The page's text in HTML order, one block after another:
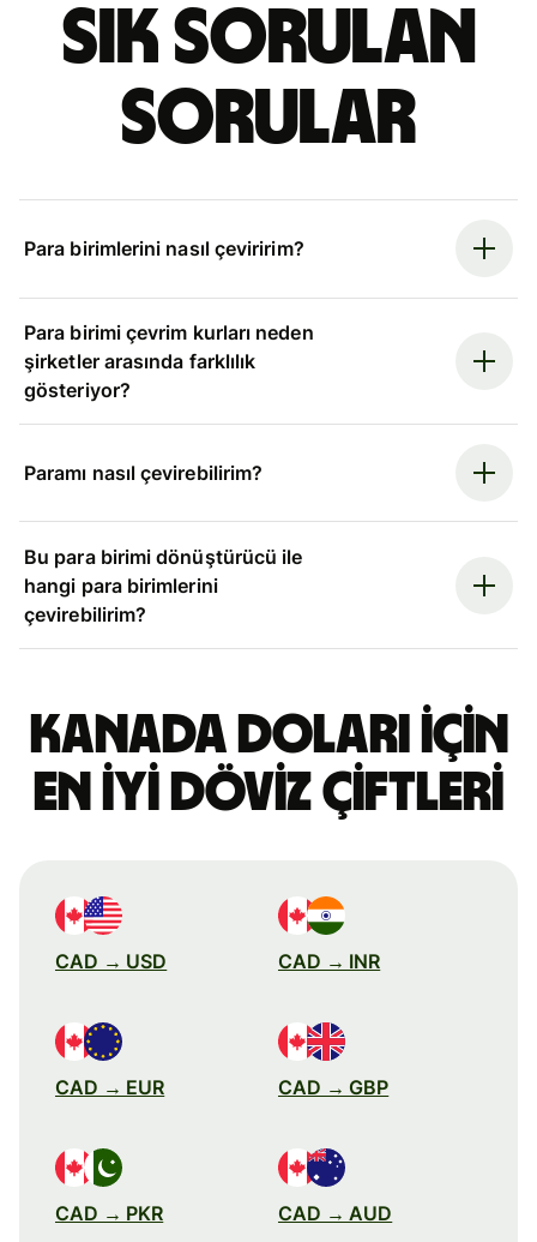
Sık sorulan
sorular
Para birimlerini nasıl çeviririm?
Para birimi çevrim kurları neden
şirketler arasında farklılık
gösteriyor?
Paramı nasıl çevirebilirim?
Bu para birimi dönüştürücü ile
hangi para birimlerini
çevirebilirim?
Kanada doları için
en iyi döviz çiftleri
CAD → USD CAD → INR
CAD → EUR CAD → GBP
CAD → PKR CAD → AUD